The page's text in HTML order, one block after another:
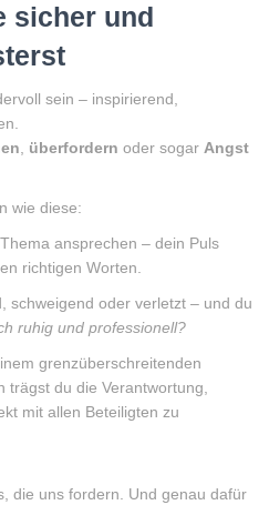
sicher und
sein – inspirierend,
, überfordern oder sogar Angst
wie diese:
ansprechen – dein Puls
richtigen Worten.
schweigend oder verletzt – und du
ruhig und professionell?
grenzüberschreitenden
trägst du die Verantwortung,
mit allen Beteiligten zu
die uns fordern. Und genau dafür